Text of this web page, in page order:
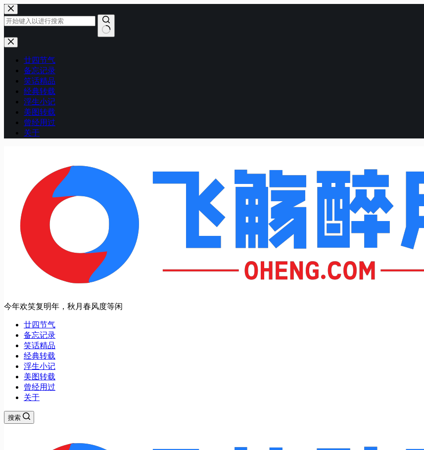
跳
至
内
容
无
廿四节气
备忘记录
笑话精品
经典转载
浮生小记
美图转载
曾经用过
关于
今年欢笑复明年，秋月春风度等闲
廿四节气
备忘记录
笑话精品
经典转载
浮生小记
美图转载
曾经用过
关于
搜索